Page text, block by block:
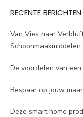
RECENTE BERICHTEN
Van Vies naar
De voordelen van een
Bespaar op jouw
Deze smart home